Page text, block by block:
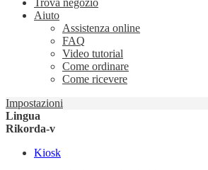
Trova negozio
Aiuto
Assistenza online
FAQ
Video tutorial
Come ordinare
Come ricevere
Impostazioni
Lingua
Rikorda-v
Kiosk